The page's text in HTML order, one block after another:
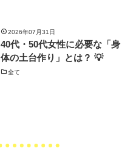
2026年07月31日
40代・50代女性に必要な「身
体の土台作り」とは？ 💡
全て